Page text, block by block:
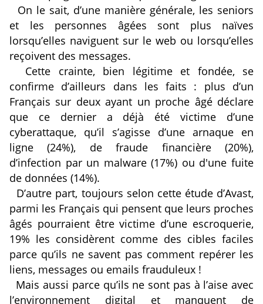
On le sait, d’une manière générale, les seniors
et les personnes âgées sont plus naïves
lorsqu’elles naviguent sur le web ou lorsqu’elles
reçoivent des messages.
Cette crainte, bien légitime et fondée, se
confirme d’ailleurs dans les faits : plus d’un
Français sur deux ayant un proche âgé déclare
que ce dernier a déjà été victime d’une
cyberattaque, qu’il s’agisse d’une arnaque en
ligne (24%), de fraude financière (20%),
d’infection par un malware (17%) ou d'une fuite
de données (14%).
D’autre part, toujours selon cette étude d’Avast,
parmi les Français qui pensent que leurs proches
âgés pourraient être victime d’une escroquerie,
19% les considèrent comme des cibles faciles
parce qu’ils ne savent pas comment repérer les
liens, messages ou emails frauduleux !
Mais aussi parce qu’ils ne sont pas à l’aise avec
l’environnement digital et manquent de